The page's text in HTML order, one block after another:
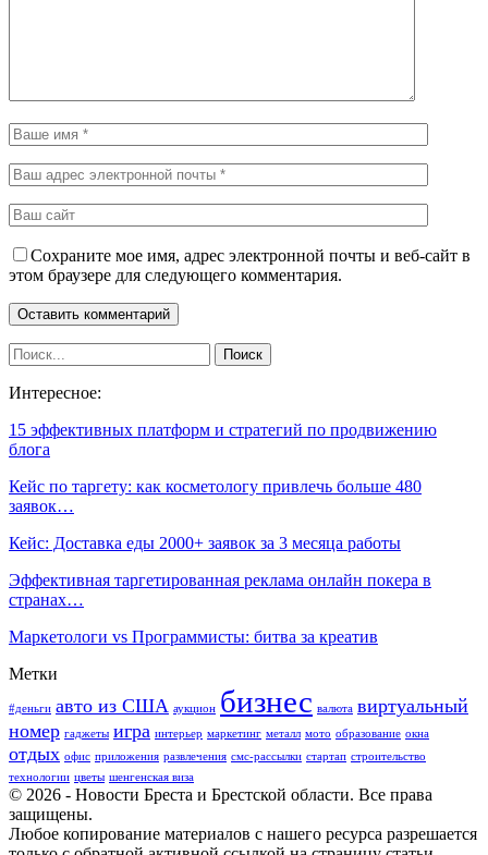
Сохраните мое имя, адрес электронной почты и веб-сайт в
этом браузере для следующего комментария.
Интересное:
15 эффективных платформ и стратегий по продвижению
блога
Кейс по таргету: как косметологу привлечь больше 480
заявок…
Кейс: Доставка еды 2000+ заявок за 3 месяца работы
Эффективная таргетированная реклама онлайн покера в
странах…
Маркетологи vs Программисты: битва за креатив
Метки
#деньги авто из США аукцион бизнес валюта виртуальный
номер гаджеты игра интерьер маркетинг металл мото образование окна
отдых офис приложения развлечения смс-рассылки стартап строительство
технологии цветы шенгенская виза
© 2026 - Новости Бреста и Брестской области. Все права
защищены.
Любое копирование материалов с нашего ресурса разрешается